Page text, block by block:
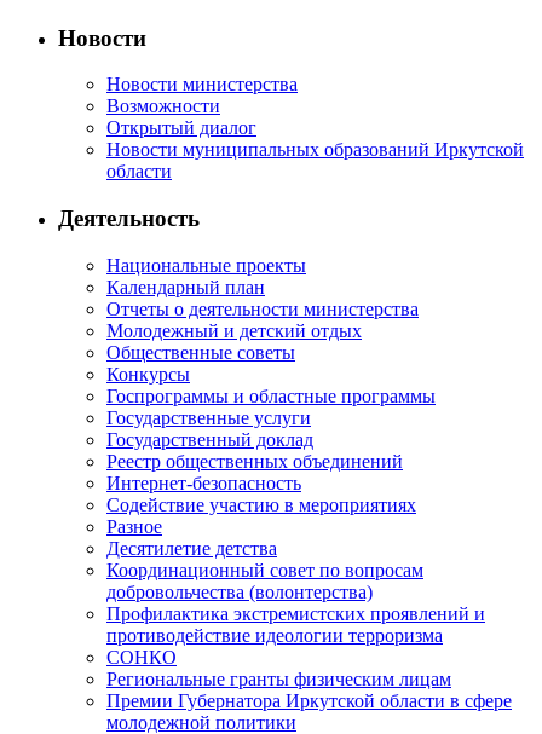
Новости
Новости министерства
Возможности
Открытый диалог
Новости муниципальных образований Иркутской
области
Деятельность
Национальные проекты
Календарный план
Отчеты о деятельности министерства
Молодежный и детский отдых
Общественные советы
Конкурсы
Госпрограммы и областные программы
Государственные услуги
Государственный доклад
Реестр общественных объединений
Интернет-безопасность
Содействие участию в мероприятиях
Разное
Десятилетие детства
Координационный совет по вопросам
добровольчества (волонтерства)
Профилактика экстремистских проявлений и
противодействие идеологии терроризма
СОНКО
Региональные гранты физическим лицам
Премии Губернатора Иркутской области в сфере
молодежной политики